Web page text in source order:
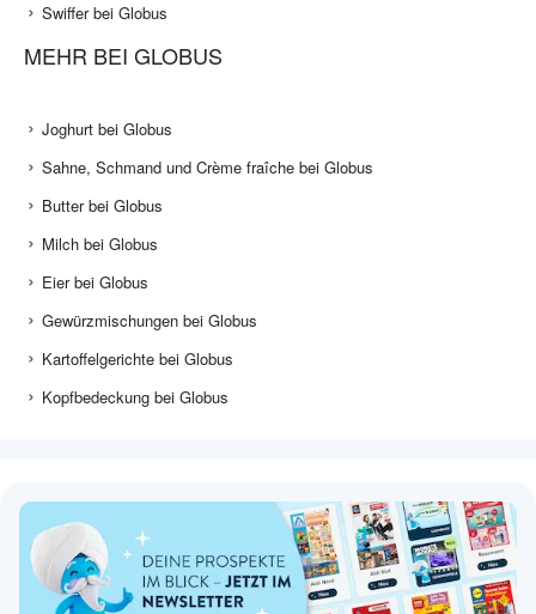
Swiffer bei Globus
MEHR BEI GLOBUS
Joghurt bei Globus
Sahne, Schmand und Crème fraîche bei Globus
Butter bei Globus
Milch bei Globus
Eier bei Globus
Gewürzmischungen bei Globus
Kartoffelgerichte bei Globus
Kopfbedeckung bei Globus